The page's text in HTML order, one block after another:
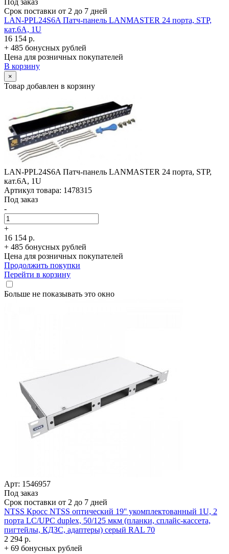
Срок поставки от 2 до 7 дней
LAN-PPL24S6A Патч-панель LANMASTER 24 порта, STP,
кат.6A, 1U
16 154 р.
+ 485 бонусных рублей
Цена для розничных покупателей
В корзину
×
Товар добавлен в корзину
LAN-PPL24S6A Патч-панель LANMASTER 24 порта, STP,
кат.6A, 1U
Артикул товара: 1478315
Под заказ
-
+
16 154 р.
+ 485 бонусных рублей
Цена для розничных покупателей
Продолжить покупки
Перейти в корзину
Больше не показывать это окно
Арт: 1546957
Под заказ
Срок поставки от 2 до 7 дней
NTSS Кросс NTSS оптический 19'' укомплектованный 1U, 2
порта LC/­UPC duplex, 50/­125 мкм (планки, сплайс-кассета,
пигтейлы, КДЗС, адаптеры) серый RAL 70
2 294 р.
+ 69 бонусных рублей